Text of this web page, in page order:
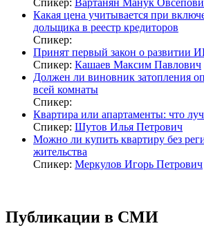
Спикер: Вартанян Манук
Какая цена учитывается при
дольщика в реестр кредиторов
Спикер:
Принят первый закон о развитии
Спикер: Кашаев Максим Павлович
Должен ли виновник затопления
всей комнаты
Спикер:
Квартира или апартаменты: что
Спикер: Шутов Илья Петрович
Можно ли купить квартиру без
жительства
Спикер: Меркулов Игорь Петрович
Публикации в СМИ